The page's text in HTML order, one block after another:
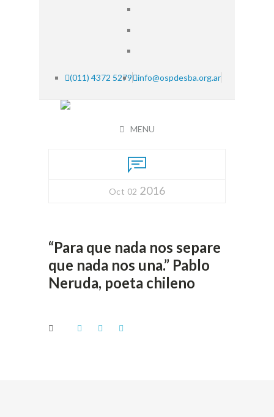
(011) 4372 5279 info@ospdesba.org.ar
MENU
Oct 02 2016
“Para que nada nos separe
que nada nos una.” Pablo
Neruda, poeta chileno